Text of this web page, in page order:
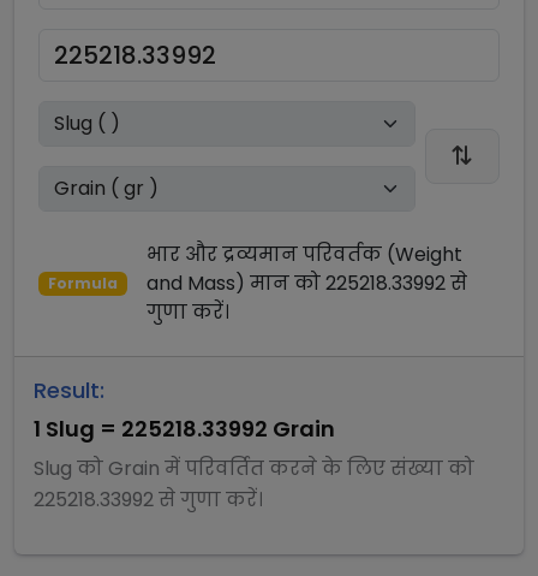
Formula
भार और द्रव्यमान परिवर्तक (Weight
and Mass) मान को225218.33992से
गुणाकरें।
Result:
1 Slug = 225218.33992 Grain
Slug को Grain में परिवर्तित करने के लिए संख्या को
225218.33992सेगुणाकरें।